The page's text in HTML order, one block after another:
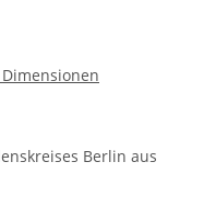
Berlin aus